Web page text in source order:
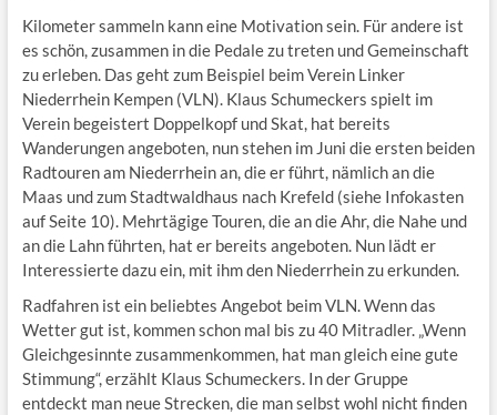
Kilometer sammeln kann eine Motivation sein. Für andere ist
es schön, zusammen in die Pedale zu treten und Gemeinschaft
zu erleben. Das geht zum Beispiel beim Verein Linker
Niederrhein Kempen (VLN). Klaus Schumeckers spielt im
Verein begeistert Doppelkopf und Skat, hat bereits
Wanderungen angeboten, nun stehen im Juni die ersten beiden
Radtouren am Niederrhein an, die er führt, nämlich an die
Maas und zum Stadtwaldhaus nach Krefeld (siehe Infokasten
auf Seite 10). Mehrtägige Touren, die an die Ahr, die Nahe und
an die Lahn führten, hat er bereits angeboten. Nun lädt er
Interessierte dazu ein, mit ihm den Niederrhein zu erkunden.
Radfahren ist ein beliebtes Angebot beim VLN. Wenn das
Wetter gut ist, kommen schon mal bis zu 40 Mitradler. „Wenn
Gleichgesinnte zusammenkommen, hat man gleich eine gute
Stimmung“, erzählt Klaus Schumeckers. In der Gruppe
entdeckt man neue Strecken, die man selbst wohl nicht finden